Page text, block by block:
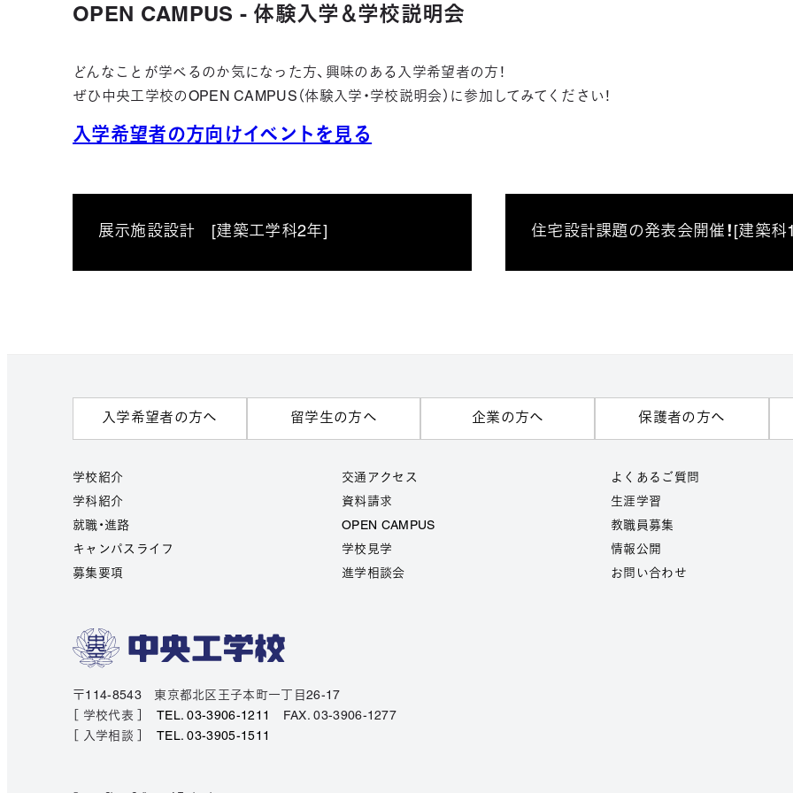
OPEN CAMPUS - 体験入学＆学校説明会
どんなことが学べるのか気になった方、興味のある入学希望者の方！
ぜひ中央工学校のOPEN CAMPUS（体験入学・学校説明会）に参加してみてください！
入学希望者の方向けイベントを見る
展示施設設計 [建築工学科2年] 住宅設計課題の発表会開催！[建築科
入学希望者の方へ 留学生の方へ 企業の方へ 保護者の方へ
学校紹介
学科紹介
就職・進路
キャンパスライフ
募集要項
交通アクセス
資料請求
OPEN CAMPUS
学校見学
進学相談会
よくあるご質問
生涯学習
教職員募集
情報公開
お問い合わせ
〒114-8543 東京都北区王子本町一丁目26-17
［ 学校代表 ］ TEL. 03-3906-1211
FAX. 03-3906-1277
［ 入学相談 ］ TEL. 03-3905-1511